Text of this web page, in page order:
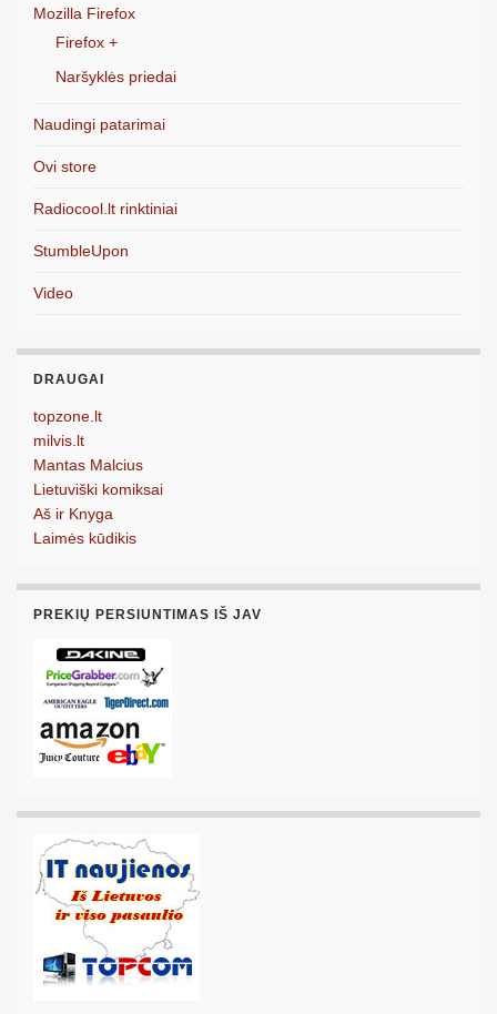
Mozilla Firefox
Firefox +
Naršyklės priedai
Naudingi patarimai
Ovi store
Radiocool.lt rinktiniai
StumbleUpon
Video
DRAUGAI
topzone.lt
milvis.lt
Mantas Malcius
Lietuviški komiksai
Aš ir Knyga
Laimės kūdikis
PREKIŲ PERSIUNTIMAS IŠ JAV